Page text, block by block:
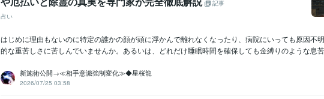
記事
占い
はじめに理由もないのに特定の誰かの顔が頭に浮かんで離れなくなったり、病院にいっても原因不
的な重苦しさに苦しんでいませんか。あるいは、どれだけ睡眠時間を確保しても金縛りのような息
新施術公開→≪相手意識強制変化≫◆星桜龍
2026/07/25 03:58